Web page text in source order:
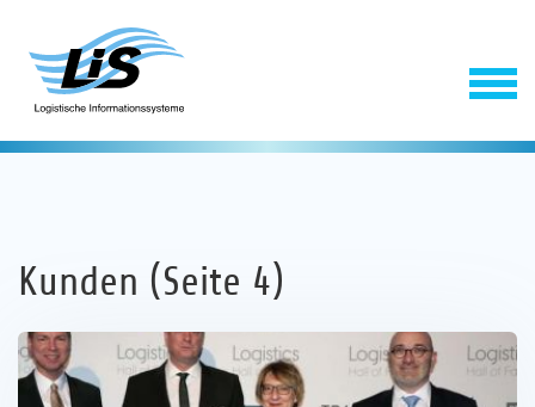
Software
Kunden (Seite 4)